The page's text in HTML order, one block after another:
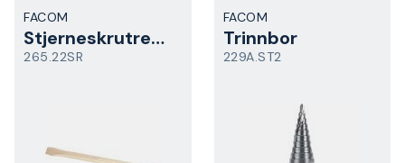
FACOM
Stjerneskrutrekker
265.22SR
FACOM
Trinnbor
229A.ST2